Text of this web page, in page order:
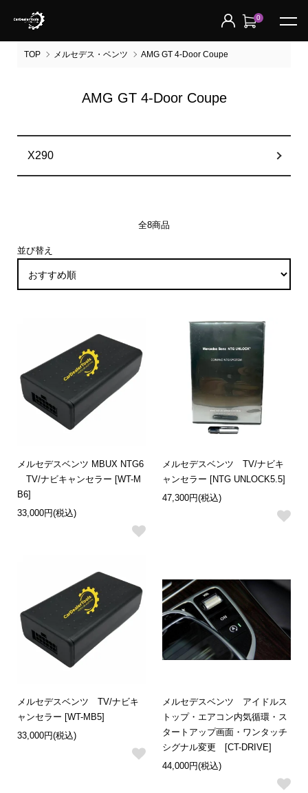
0
TOP メルセデス・ベンツ AMG GT 4-Door Coupe
AMG GT 4-Door Coupe
グループ一覧
X290
全8商品
並び替え
メルセデスベンツ MBUX NTG6
TV/ナビキャンセラー [WT-M
B6]
33,000円(税込)
メルセデスベンツ TV/ナビキ
ャンセラー [NTG UNLOCK5.5]
47,300円(税込)
メルセデスベンツ TV/ナビキ
ャンセラー [WT-MB5]
33,000円(税込)
メルセデスベンツ アイドルス
トップ・エアコン内気循環・ス
タートアップ画面・ワンタッチ
シグナル変更 [CT-DRIVE]
44,000円(税込)